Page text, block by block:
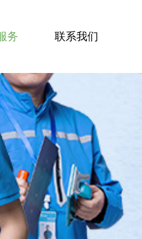
务 联系我们